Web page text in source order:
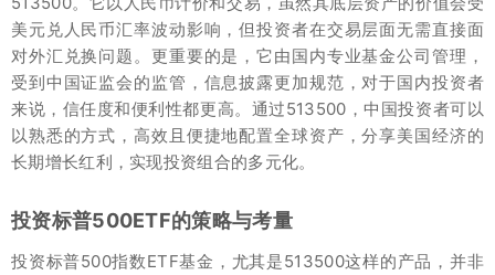
美元兑人民币汇率波动影响，但投资者在交易层面无需直接面
对外汇兑换问题。更重要的是，它由国内专业基金公司管理，
受到中国证监会的监管，信息披露更加规范，对于国内投资者
来说，信任度和便利性都更高。通过513500，中国投资者可以
以熟悉的方式，高效且便捷地配置全球资产，分享美国经济的
长期增长红利，实现投资组合的多元化。
投资标普500ETF的策略与考量
投资标普500指数ETF基金，尤其是513500这样的产品，并非